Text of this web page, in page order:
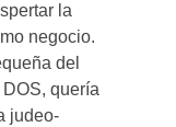
la
negocio.
del
quería
judeo-